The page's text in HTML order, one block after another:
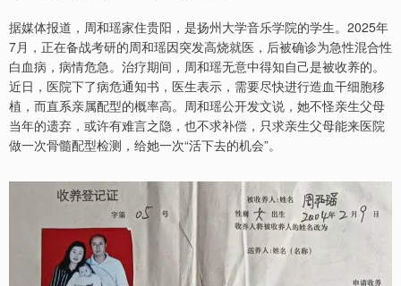
据媒体报道，周和瑶家住贵阳，是扬州大学音乐学院的学生。2025年
7月，正在备战考研的周和瑶因突发高烧就医，后被确诊为急性混合性
白血病，病情危急。治疗期间，周和瑶无意中得知自己是被收养的。
近日，医院下了病危通知书，医生表示，需要尽快进行造血干细胞移
植，而直系亲属配型的概率高。周和瑶公开发文说，她不怪亲生父母
当年的遗弃，或许有难言之隐，也不求补偿，只求亲生父母能来医院
做一次骨髓配型检测，给她一次“活下去的机会”。